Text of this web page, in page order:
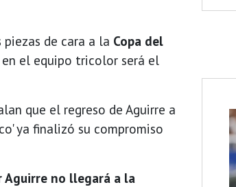
de cara a la Copa del
en el equipo tricolor será el
que el regreso de Aguirre a
ya finalizó su compromiso
Aguirre no llegará a la